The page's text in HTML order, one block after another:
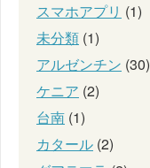
スマホアプリ (1)
未分類 (1)
アルゼンチン (30)
ケニア (2)
台南 (1)
カタール (2)